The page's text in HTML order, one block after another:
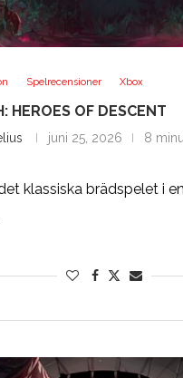
Spelrecensioner Xbox
HEROES OF DESCENT
juni 25, 2026 8
klassiska brädspelet i